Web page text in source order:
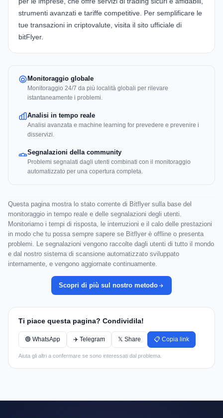
strumenti avanzati e tariffe competitive. Per semplificare le
tue transazioni in criptovalute, visita il sito ufficiale di
bitFlyer.
Monitoraggio globale
Monitoraggio 24/7 da più località globali per rilevare
istantaneamente i problemi.
Analisi in tempo reale
Analisi avanzata e machine learning for prevedere e prevenire i
disservizi.
Segnalazioni della community
Problemi segnalati dagli utenti combinati con il monitoraggio
automatizzato per una copertura completa.
Questa pagina mostra lo stato corrente di Bitflyer sulla base del
monitoraggio in tempo reale e delle segnalazioni degli utenti.
Monitoriamo i tempi di risposta, le interruzioni e il calo delle prestazioni
in modo che tu possa sempre sapere se Bitflyer è offline o presenta
problemi. Le segnalazioni vengono raccolte dagli utenti di tutto il mondo
e dal nostro sistema di scansione automatizzato sviluppato
internamente, e vengono aggiornate continuamente.
Scopri di più sul nostro metodo
Ti piace questa pagina? Condividila!
🟢 WhatsApp ✈️ Telegram 𝕏 Share 📋 Copia link
Aiuta gli altri a confermare se sono interessati dal problema.